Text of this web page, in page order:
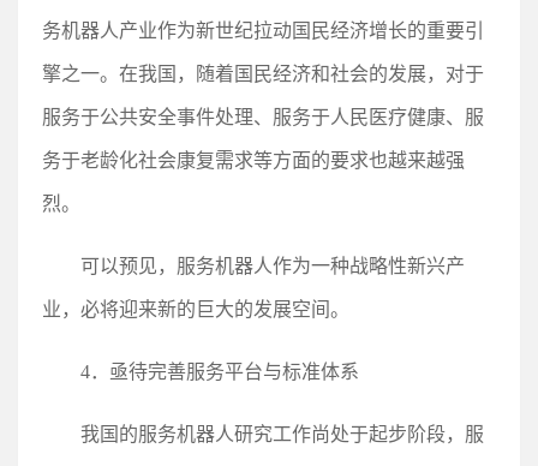
务机器人产业作为新世纪拉动国民经济增长的重要引
擎之一。在我国，随着国民经济和社会的发展，对于
服务于公共安全事件处理、服务于人民医疗健康、服
务于老龄化社会康复需求等方面的要求也越来越强
烈。
可以预见，服务机器人作为一种战略性新兴产
业，必将迎来新的巨大的发展空间。
4．亟待完善服务平台与标准体系
我国的服务机器人研究工作尚处于起步阶段，服